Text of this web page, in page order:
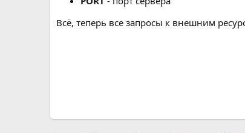
Всё, теперь все запросы к внешним